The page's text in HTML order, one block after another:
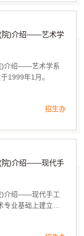
(院)介绍——艺术学
)介绍——艺术学系
1999年1月。
招生办
(院)介绍——现代手
)介绍——现代手工
业基础上建立